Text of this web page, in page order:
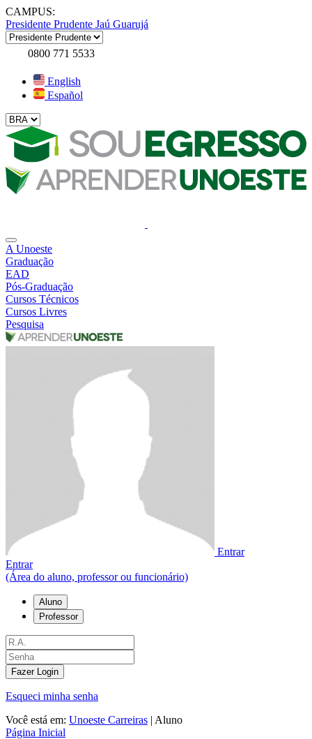
CAMPUS:
Presidente Prudente Jaú Guarujá
0800 771 5533
English
Español
A Unoeste
Graduação
EAD
Pós-Graduação
Cursos Técnicos
Cursos Livres
Pesquisa
Entrar
Entrar
(Área do aluno, professor ou funcionário)
Aluno
Professor
Fazer Login
Esqueci minha senha
Você está em: Unoeste Carreiras | Aluno
Página Inicial